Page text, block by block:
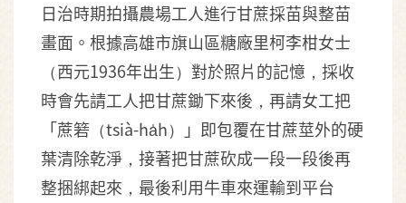
日治時期拍攝農場工人進行甘蔗採苗與整苗
畫面。根據高雄市旗山區糖廠里柯李柑女士
（西元1936年出生）對於照片的記憶，採收
時會先請工人把甘蔗鋤下來後，再請女工把
「蔗箬（tsià-ha̍h）」即包覆在甘蔗莖外的硬
葉清除乾淨，接著把甘蔗砍成一段一段後再
整捆綁起來，最後利用牛車來運輸到平台